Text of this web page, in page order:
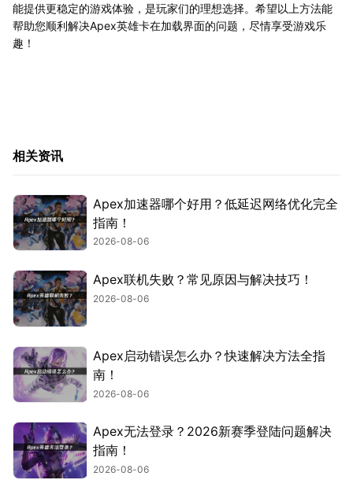
能提供更稳定的游戏体验，是玩家们的理想选择。希望以上方法能
帮助您顺利解决Apex英雄卡在加载界面的问题，尽情享受游戏乐
趣！
相关资讯
Apex加速器哪个好用？低延迟网络优化完全
指南！
2026-08-06
Apex联机失败？常见原因与解决技巧！
2026-08-06
Apex启动错误怎么办？快速解决方法全指
南！
2026-08-06
Apex无法登录？2026新赛季登陆问题解决
指南！
2026-08-06